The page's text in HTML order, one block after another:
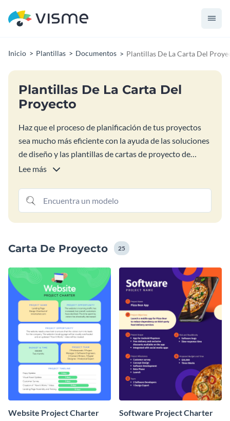
Inicio Plantillas Documentos Plantillas De La Carta Del
Plantillas De La Carta Del
Proyecto
Haz que el proceso de planificación de tus proyectos
sea mucho más eficiente con la ayuda de las soluciones
de diseño y las plantillas de cartas de proyecto de
Visme. Anota los detalles más importantes de tu
presupuesto, las limitaciones, el alcance, las funciones,
las responsabilidades del equipo, los plazos y mucho
más, y ayuda a tu equipo a mantenerse organizado y
mejor se adapte a las necesidades y especificaciones de
necesites, y comparte tu nueva Carta de Proyecto con
tu equipo y las partes interesadas.
Lee más
Carta De Proyecto 25
Website Project Charter Software Project Charter